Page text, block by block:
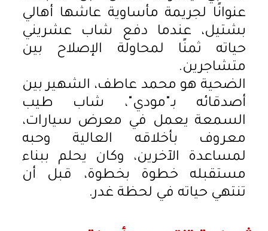
عنوانًا لجريمة مأساوية عاشها أهالي
بشتيل، عندما دفع شاب عشريني
حياته ثمنًا لمحاولة الإصلاح بين
متشاجرين.
الضحية هو محمد عاطف، الشهير بين
أصدقائه بـ"مودي"، شاب طيب
السمعة يعمل في معرض سيارات،
معروف بأخلاقه العالية وحبه
لمساعدة الآخرين، وكان يحلم ببناء
مستقبله خطوة بخطوة، قبل أن
تنتهي حياته في لحظة غدر.